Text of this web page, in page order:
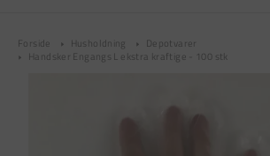
Forside Husholdning
Depotvarer
Handsker Engangs L ekstra kraftige - 100 stk